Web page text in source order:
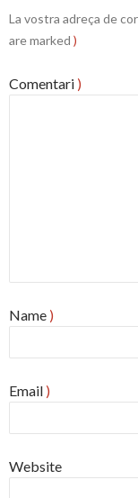
La vostra adreça de
are marked )
Comentari )
Name )
Email )
Website